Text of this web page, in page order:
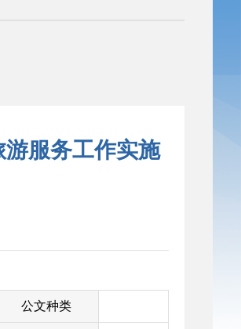
服务工作实施
公文种类